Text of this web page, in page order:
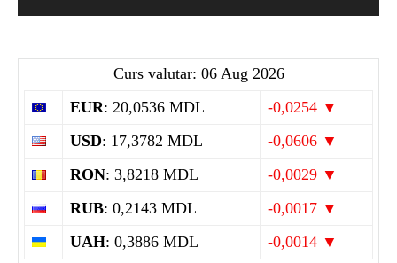
Curs valutar: 06 Aug 2026
EUR: 20,0536 MDL
-0,0254 ▼
USD: 17,3782 MDL
-0,0606 ▼
RON: 3,8218 MDL
-0,0029 ▼
RUB: 0,2143 MDL
-0,0017 ▼
UAH: 0,3886 MDL -0,0014 ▼